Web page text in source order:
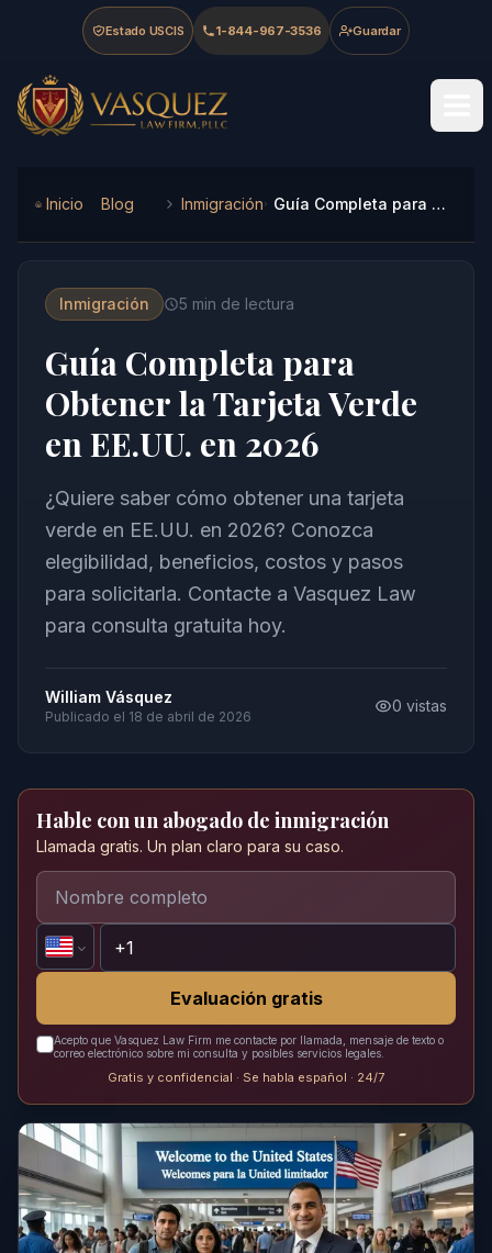
Skip to main content
Skip to navigation
Skip to footer
Estado USCIS 1-844-967-3536 Guardar
Vasquez Law Firm - Home
Inicio Blog Inmigración Guía Completa para Obtener la Tarjeta Verde en EE.UU. en 2026
Inmigración 5 min de lectura
Guía Completa para
Obtener la Tarjeta Verde
en EE.UU. en 2026
¿Quiere saber cómo obtener una tarjeta
verde en EE.UU. en 2026? Conozca
elegibilidad, beneficios, costos y pasos
para solicitarla. Contacte a Vasquez Law
para consulta gratuita hoy.
William Vásquez
Publicado el 18 de abril de 2026
0 vistas
Hable con un abogado de inmigración
Llamada gratis. Un plan claro para su caso.
Evaluación gratis
Acepto que Vasquez Law Firm me contacte por llamada, mensaje de texto o
correo electrónico sobre mi consulta y posibles servicios legales.
Gratis y confidencial · Se habla español · 24/7